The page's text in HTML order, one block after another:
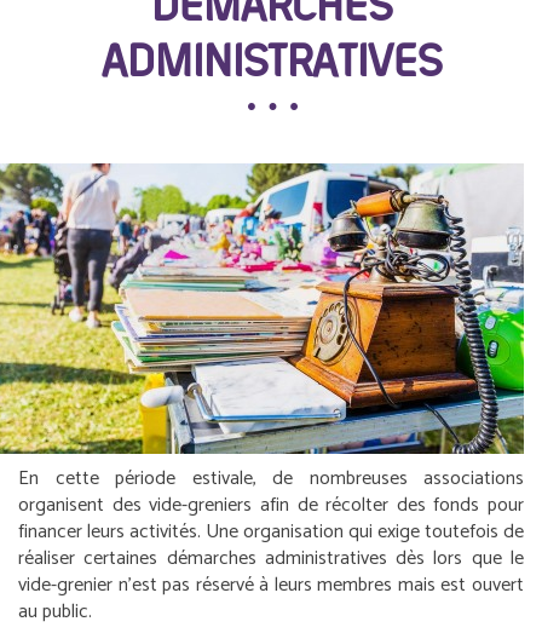
ADMINISTRATIVES
En cette période estivale, de nombreuses associations
organisent des vide-greniers afin de récolter des fonds pour
financer leurs activités. Une organisation qui exige toutefois de
réaliser certaines démarches administratives dès lors que le
vide-grenier n’est pas réservé à leurs membres mais est ouvert
au public.